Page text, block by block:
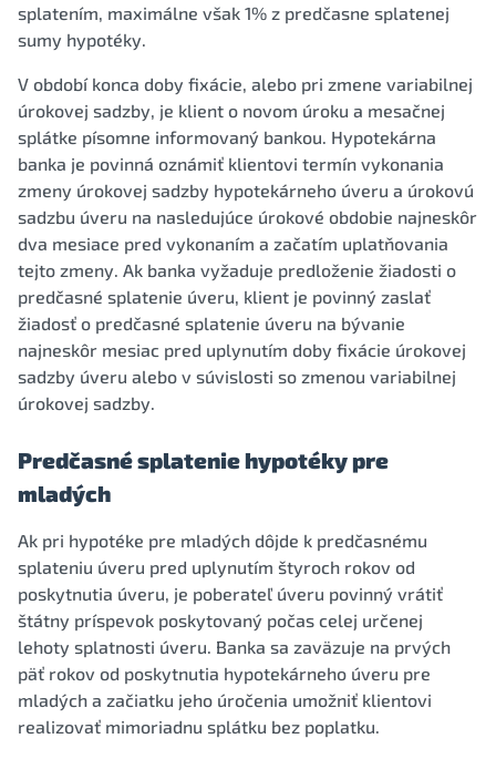
splatením, maximálne však 1% z predčasne splatenej
sumy hypotéky.
V období konca doby fixácie, alebo pri zmene variabilnej
úrokovej sadzby, je klient o novom úroku a mesačnej
splátke písomne informovaný bankou. Hypotekárna
banka je povinná oznámiť klientovi termín vykonania
zmeny úrokovej sadzby hypotekárneho úveru a úrokovú
sadzbu úveru na nasledujúce úrokové obdobie najneskôr
dva mesiace pred vykonaním a začatím uplatňovania
tejto zmeny. Ak banka vyžaduje predloženie žiadosti o
predčasné splatenie úveru, klient je povinný zaslať
žiadosť o predčasné splatenie úveru na bývanie
najneskôr mesiac pred uplynutím doby fixácie úrokovej
sadzby úveru alebo v súvislosti so zmenou variabilnej
úrokovej sadzby.
Predčasné splatenie hypotéky pre
mladých
Ak pri hypotéke pre mladých dôjde k predčasnému
splateniu úveru pred uplynutím štyroch rokov od
poskytnutia úveru, je poberateľ úveru povinný vrátiť
štátny príspevok poskytovaný počas celej určenej
lehoty splatnosti úveru. Banka sa zaväzuje na prvých
päť rokov od poskytnutia hypotekárneho úveru pre
mladých a začiatku jeho úročenia umožniť klientovi
realizovať mimoriadnu splátku bez poplatku.